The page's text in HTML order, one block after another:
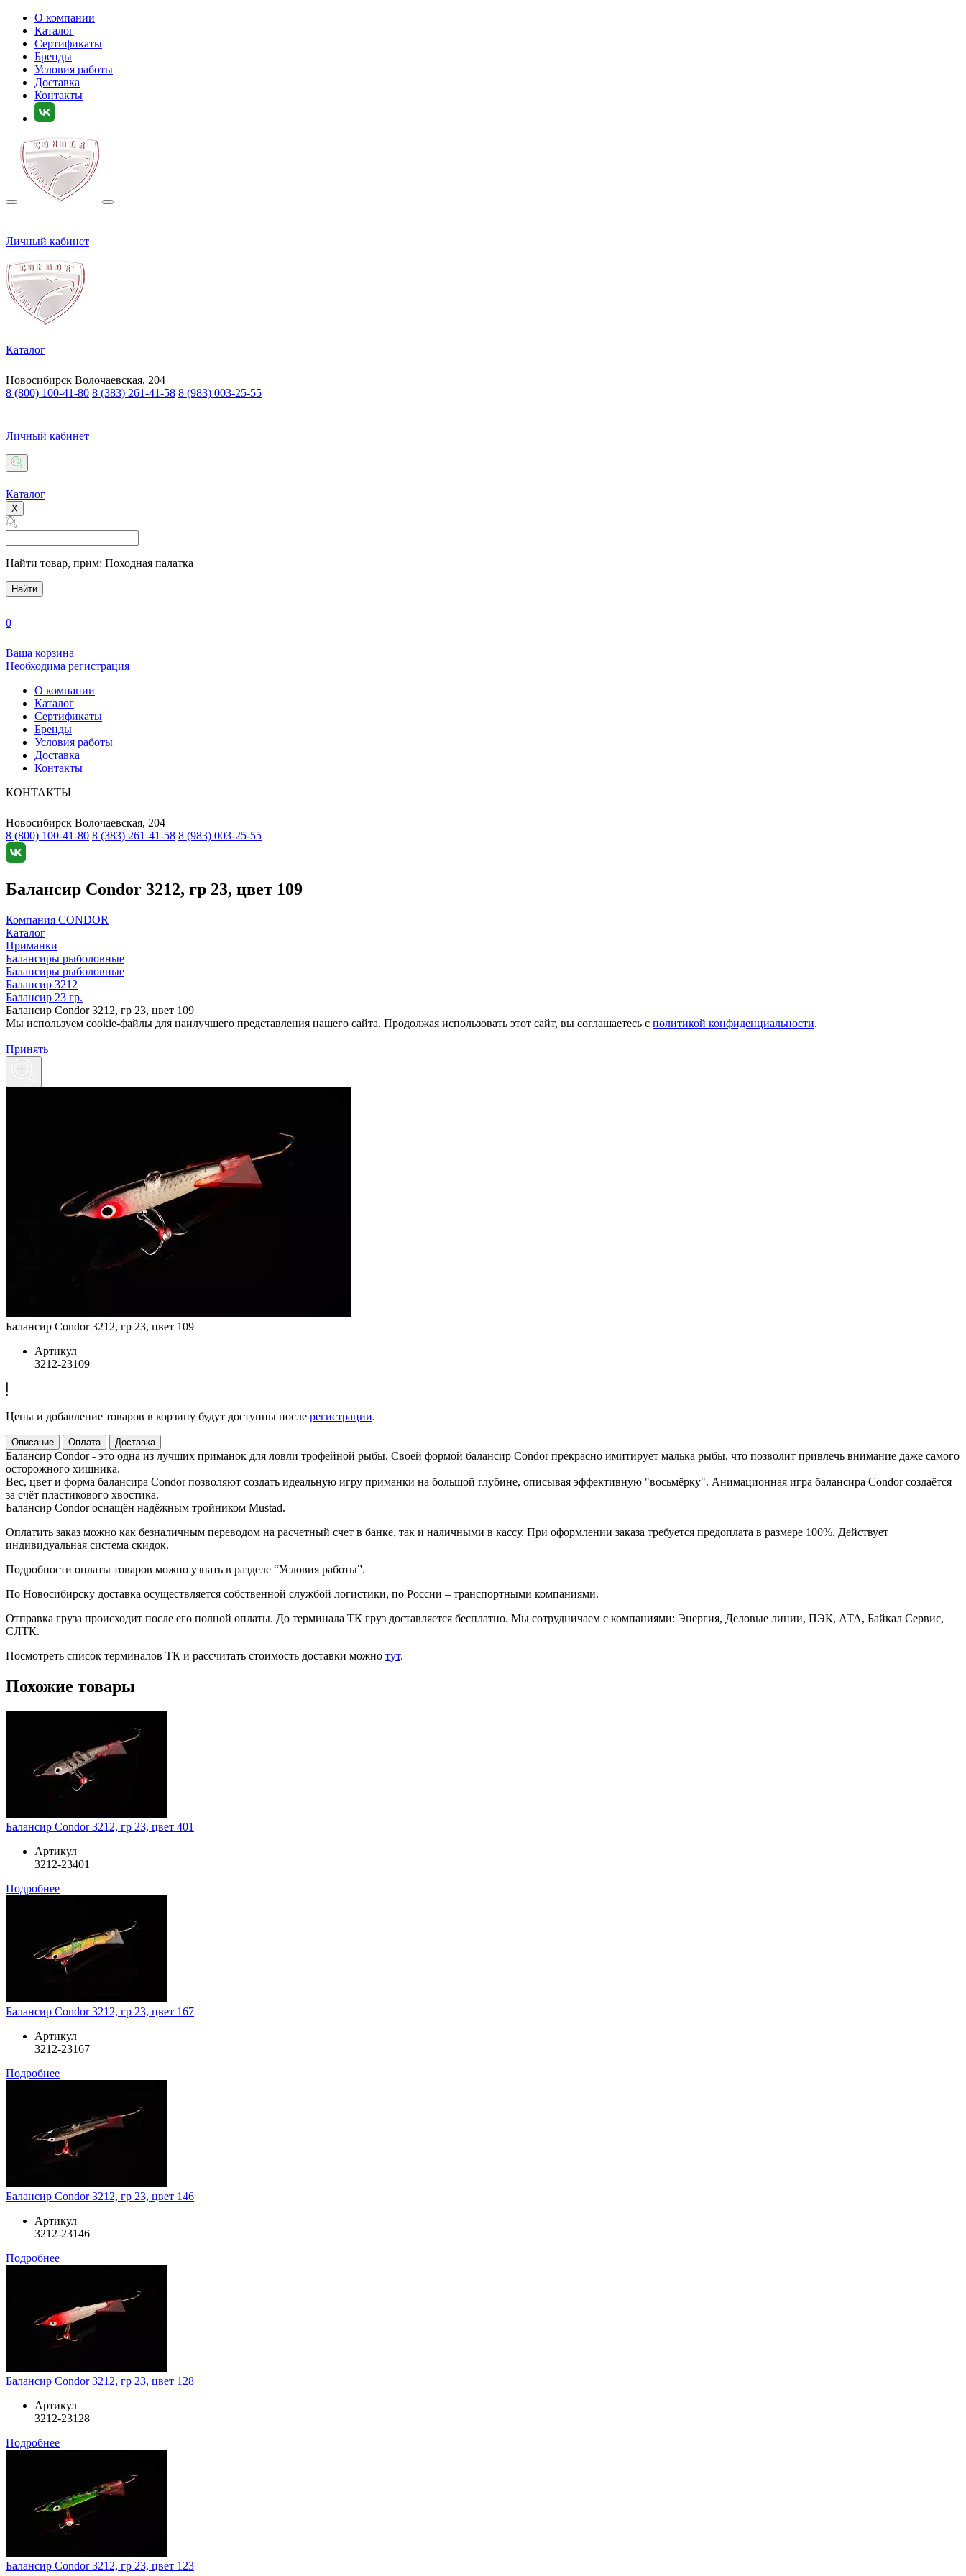
О компании
Каталог
Сертификаты
Бренды
Условия работы
Доставка
Контакты
Личный кабинет
Каталог
Новосибирск Волочаевская, 204
8 (800) 100-41-80 8 (383) 261-41-58 8 (983) 003-25-55
Личный кабинет
Каталог
X
Найти товар, прим: Походная палатка
Найти
0
Ваша корзина
Необходима регистрация
О компании
Каталог
Сертификаты
Бренды
Условия работы
Доставка
Контакты
КОНТАКТЫ
Новосибирск Волочаевская, 204
8 (800) 100-41-80 8 (383) 261-41-58 8 (983) 003-25-55
Балансир Condor 3212, гр 23, цвет 109
Компания CONDOR
Каталог
Приманки
Балансиры рыболовные
Балансиры рыболовные
Балансир 3212
Балансир 23 гр.
Балансир Condor 3212, гр 23, цвет 109
Мы используем cookie-файлы для наилучшего представления нашего сайта. Продолжая использовать этот сайт, вы соглашаетесь c политикой конфиденциальности.
Принять
Балансир Condor 3212, гр 23, цвет 109
Артикул
3212-23109
Цены и добавление товаров в корзину будут доступны после регистрации.
Описание Оплата Доставка
Балансир Condor - это одна из лучших приманок для ловли трофейной рыбы. Своей формой балансир Condor прекрасно имитирует малька рыбы, что позволит привлечь внимание даже самого
осторожного хищника.
Вес, цвет и форма балансира Condor позволяют создать идеальную игру приманки на большой глубине, описывая эффективную "восьмёрку". Анимационная игра балансира Condor создаётся
за счёт пластикового хвостика.
Балансир Condor оснащён надёжным тройником Mustad.
Оплатить заказ можно как безналичным переводом на расчетный счет в банке, так и наличными в кассу. При оформлении заказа требуется предоплата в размере 100%. Действует
индивидуальная система скидок.
Подробности оплаты товаров можно узнать в разделе “Условия работы”.
По Новосибирску доставка осуществляется собственной службой логистики, по России – транспортными компаниями.
Отправка груза происходит после его полной оплаты. До терминала ТК груз доставляется бесплатно. Мы сотрудничаем с компаниями: Энергия, Деловые линии, ПЭК, АТА, Байкал Сервис,
СЛТК.
Посмотреть список терминалов ТК и рассчитать стоимость доставки можно тут.
Похожие товары
Балансир Condor 3212, гр 23, цвет 401
Артикул
3212-23401
Подробнее
Балансир Condor 3212, гр 23, цвет 167
Артикул
3212-23167
Подробнее
Балансир Condor 3212, гр 23, цвет 146
Артикул
3212-23146
Подробнее
Балансир Condor 3212, гр 23, цвет 128
Артикул
3212-23128
Подробнее
Балансир Condor 3212, гр 23, цвет 123